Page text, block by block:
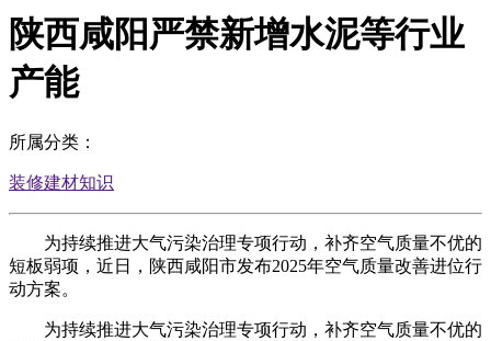
陕西咸阳严禁新增水泥等行业
产能
所属分类：
装修建材知识
为持续推进大气污染治理专项行动，补齐空气质量不优的
短板弱项，近日，陕西咸阳市发布2025年空气质量改善进位行
动方案。
为持续推进大气污染治理专项行动，补齐空气质量不优的